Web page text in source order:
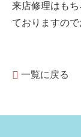
来店修理はも
ておりますので
一覧に戻る